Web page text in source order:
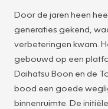
Door de jaren heen
generaties gekend,
verbeteringen kwam.
gebouwd op een
Daihatsu Boon en de
bood een goede
binnenruimte. De